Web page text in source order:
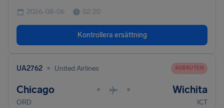
2026-08-06 02:20
Kontrollera ersättning
UA2762 • United Airlines AVBRUTEN
Chicago • • Wichita
ORD ICT